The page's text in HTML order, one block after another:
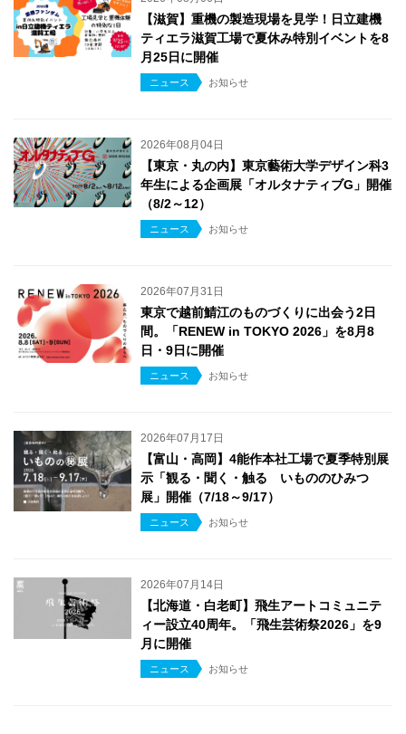
【滋賀】重機の製造現場を見学！日立建機
ティエラ滋賀工場で夏休み特別イベントを8
月25日に開催
ニュース お知らせ
2026年08月04日
【東京・丸の内】東京藝術大学デザイン科3
年生による企画展「オルタナティブG」開催
（8/2～12）
ニュース お知らせ
2026年07月31日
東京で越前鯖江のものづくりに出会う2日
間。「RENEW in TOKYO 2026」を8月8
日・9日に開催
ニュース お知らせ
2026年07月17日
【富山・高岡】4能作本社工場で夏季特別展
示「観る・聞く・触る いもののひみつ
展」開催（7/18～9/17）
ニュース お知らせ
2026年07月14日
【北海道・白老町】飛生アートコミュニテ
ィー設立40周年。「飛生芸術祭2026」を9
月に開催
ニュース お知らせ